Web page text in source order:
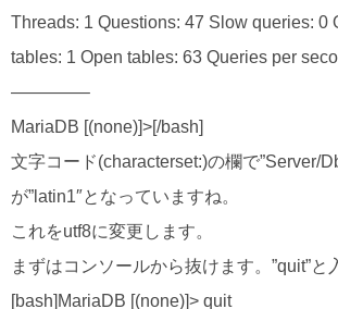
Threads: 1 Questions: 47 Slow queries: 0
tables: 1 Open tables: 63 Queries per
————–
MariaDB [(none)]>[/bash]
文字コード(characterset:)の欄で”Server/
が”latin1″となっていますね。
これをutf8に変更します。
まずはコンソールから抜けます。”quit”と
[bash]MariaDB [(none)]> quit